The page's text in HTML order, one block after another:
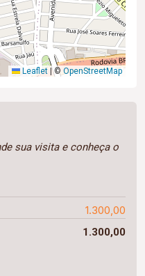
Leaflet |© OpenStreetMap
sua visita e conheça o
1.300,00
1.300,00